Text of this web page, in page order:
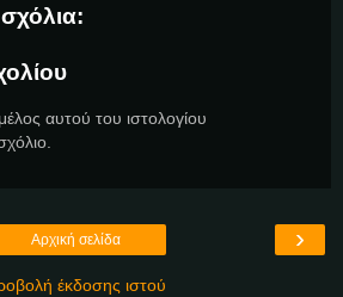
αυτού του ιστολογίου
›
Αρχική σελίδα
έκδοσης ιστού